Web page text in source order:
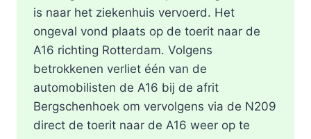
is naar het ziekenhuis vervoerd. Het
ongeval vond plaats op de toerit naar de
A16 richting Rotterdam. Volgens
betrokkenen verliet één van de
automobilisten de A16 bij de afrit
Bergschenhoek om vervolgens via de N209
direct de toerit naar de A16 weer op te